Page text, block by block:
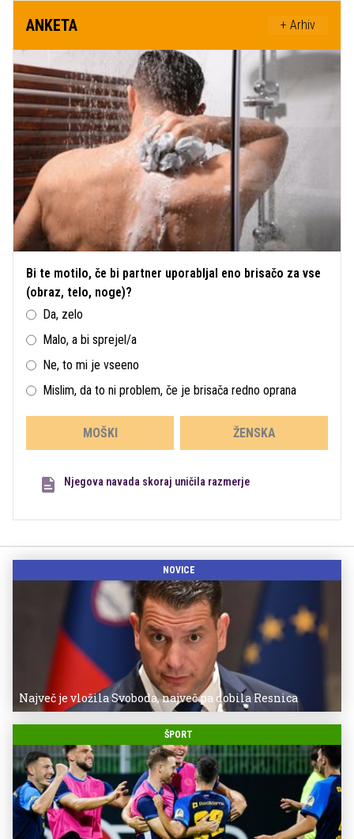
ANKETA + Arhiv
Bi te motilo, če bi partner uporabljal eno brisačo za vse
(obraz, telo, noge)?
Da, zelo
Malo, a bi sprejel/a
Ne, to mi je vseeno
Mislim, da to ni problem, če je brisača redno oprana
MOŠKI ŽENSKA
Njegova navada skoraj uničila razmerje
NOVICE
Največ je vložila Svoboda, največ pa dobila Resnica
ŠPORT